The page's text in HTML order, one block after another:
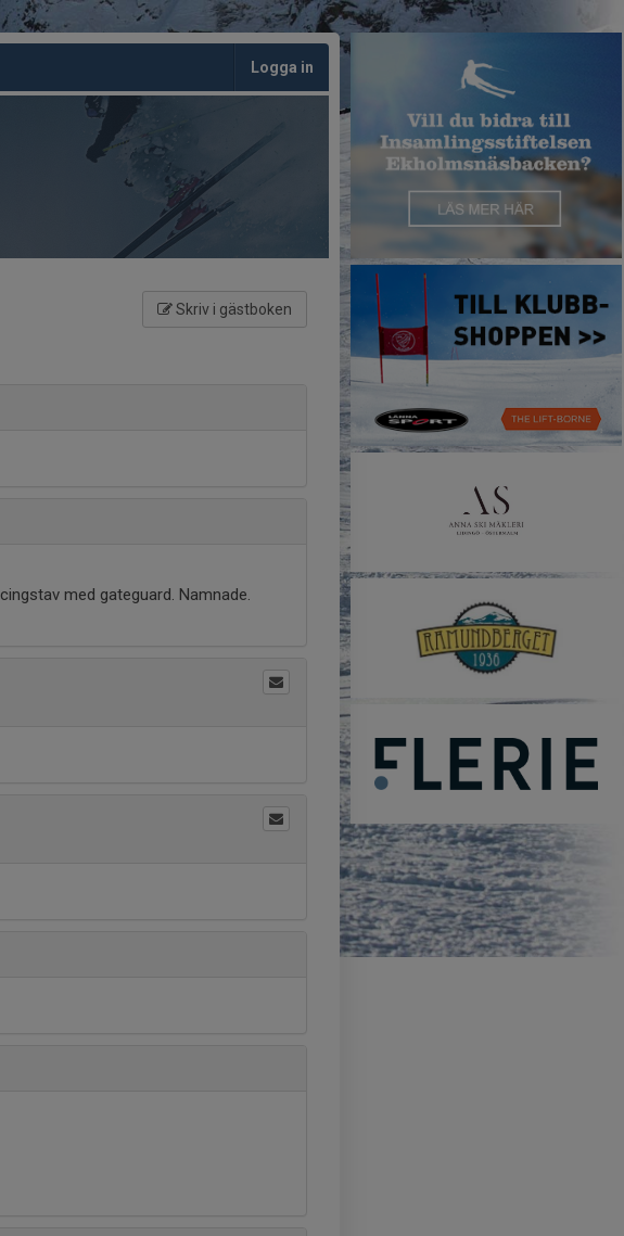
Logga in
Skriv i gästboken
med gateguard. Namnade.